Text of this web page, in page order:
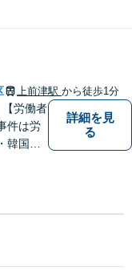
対応
【完全
可】上前津駅 から徒歩1分
【労働者
件は労
国の
るよ
組みま
可能】
詳細を見
る